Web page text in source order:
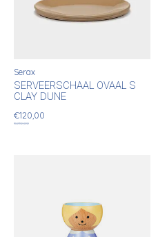
Serax
SERVEERSCHAAL OVAAL S
CLAY DUNE
€120,00
€210,00